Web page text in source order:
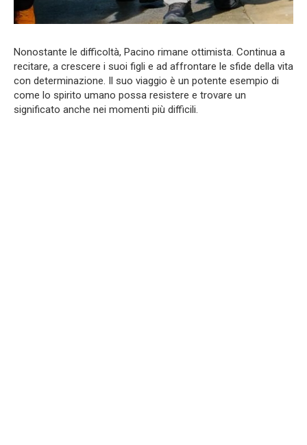
Nonostante le difficoltà, Pacino rimane ottimista. Continua a
recitare, a crescere i suoi figli e ad affrontare le sfide della vita
con determinazione. Il suo viaggio è un potente esempio di
come lo spirito umano possa resistere e trovare un
significato anche nei momenti più difficili.